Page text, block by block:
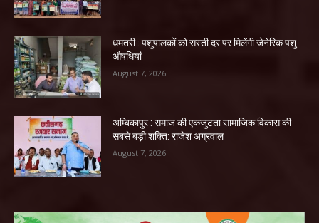
धमतरी : पशुपालकों को सस्ती दर पर मिलेंगी जेनेरिक पशु
औषधियां
August 7, 2026
अम्बिकापुर : समाज की एकजुटता सामाजिक विकास की
सबसे बड़ी शक्ति: राजेश अग्रवाल
August 7, 2026